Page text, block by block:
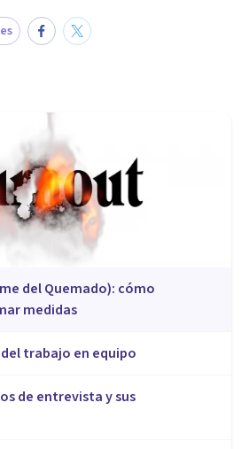
del Quemado): cómo
medidas
trabajo en equipo
de entrevista y sus